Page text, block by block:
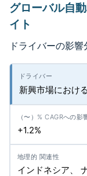
グローバル自
イト
ドライバーの影響
新興市場におけ
+1.2%
インドネシア、